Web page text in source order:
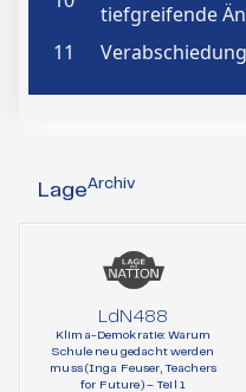
LageArchiv
LdN488
Klima-Demokratie: Warum
Schule neu gedacht werden
muss (Inga Feuser, Teachers
for Future) – Teil 1